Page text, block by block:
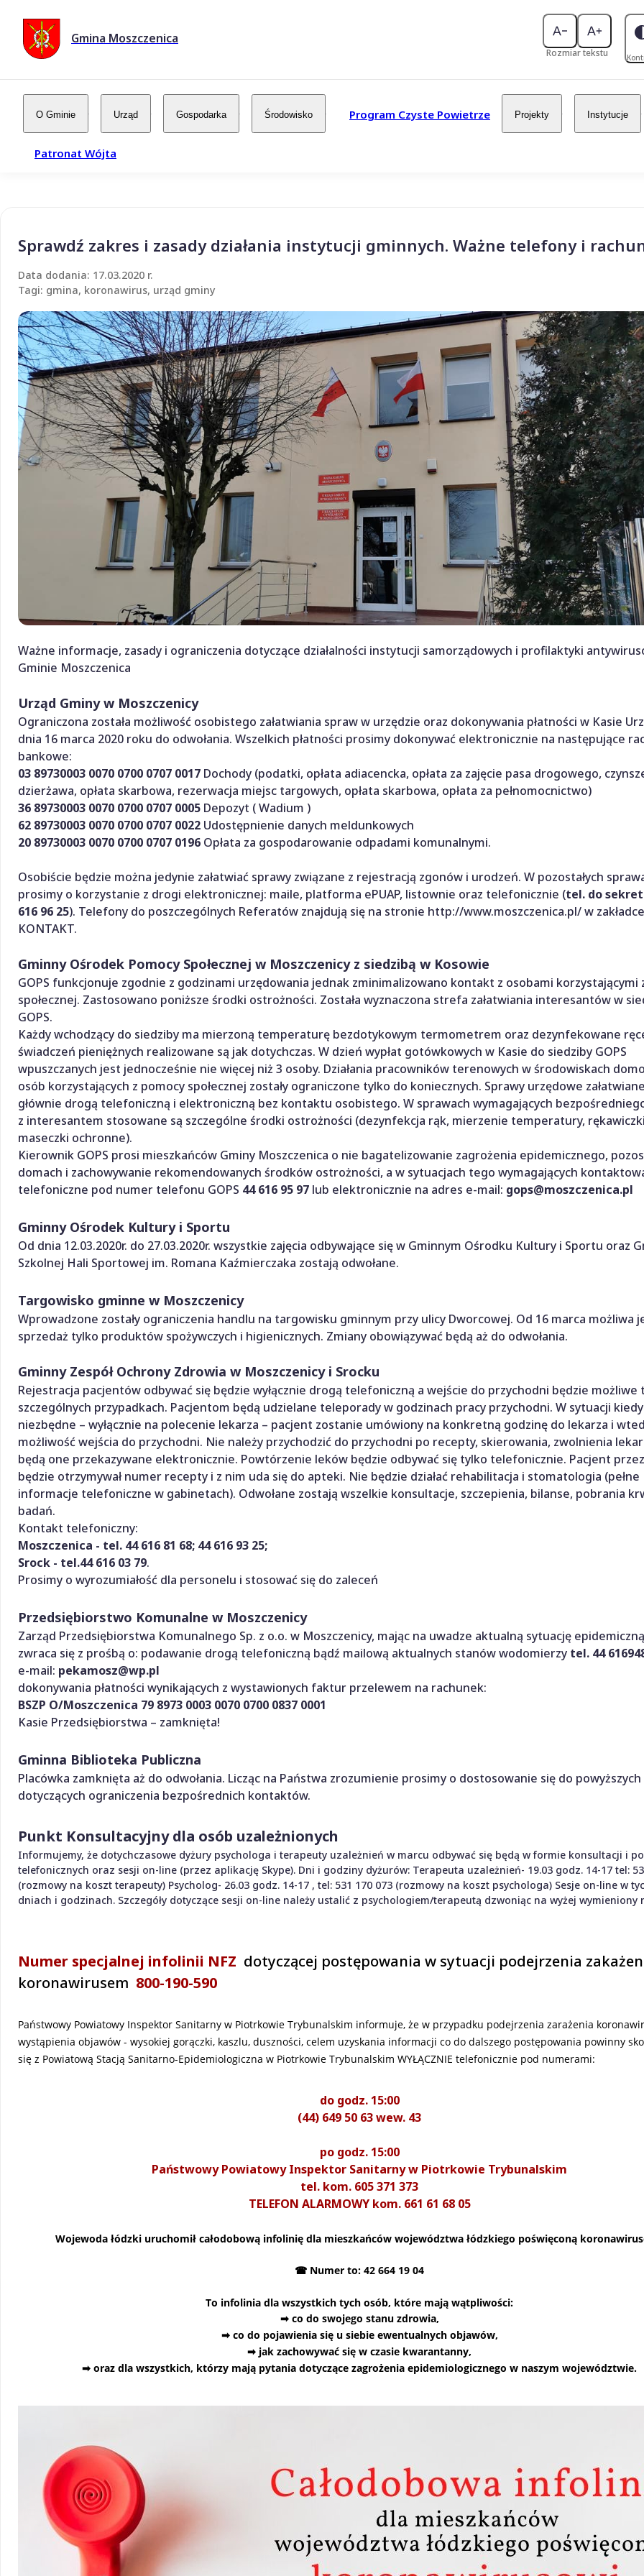
Gmina Moszczenica
Rozmiar tekstu
O Gminie Urząd Gospodarka Środowisko Program Czyste Powietrze Projekty Instytucje
Patronat Wójta
Sprawdź zakres i zasady działania instytucji gminnych. Ważne telefony i
Data dodania: 17.03.2020 r.
Tagi: gmina, koronawirus, urząd gminy
Ważne informacje, zasady i ograniczenia dotyczące działalności instytucji samorządowych i profilaktyki
Gminie Moszczenica
Urząd Gminy w Moszczenicy
Ograniczona została możliwość osobistego załatwiania spraw w urzędzie oraz dokonywania płatności w Kasie
dnia 16 marca 2020 roku do odwołania. Wszelkich płatności prosimy dokonywać elektronicznie na następujące
bankowe:
03 89730003 0070 0700 0707 0017 Dochody (podatki, opłata adiacencka, opłata za zajęcie pasa drogowego,
dzierżawa, opłata skarbowa, rezerwacja miejsc targowych, opłata skarbowa, opłata za pełnomocnictwo)
36 89730003 0070 0700 0707 0005 Depozyt ( Wadium )
62 89730003 0070 0700 0707 0022 Udostępnienie danych meldunkowych
20 89730003 0070 0700 0707 0196 Opłata za gospodarowanie odpadami komunalnymi.
Osobiście będzie można jedynie załatwiać sprawy związane z rejestracją zgonów i urodzeń. W pozostałych
prosimy o korzystanie z drogi elektronicznej: maile, platforma ePUAP, listownie oraz telefonicznie (tel. do
616 96 25). Telefony do poszczególnych Referatów znajdują się na stronie http://www.moszczenica.pl/ w zakładce
KONTAKT.
Gminny Ośrodek Pomocy Społecznej w Moszczenicy z siedzibą w Kosowie
GOPS funkcjonuje zgodnie z godzinami urzędowania jednak zminimalizowano kontakt z osobami korzystającymi
społecznej. Zastosowano poniższe środki ostrożności. Została wyznaczona strefa załatwiania interesantów w
GOPS.
Każdy wchodzący do siedziby ma mierzoną temperaturę bezdotykowym termometrem oraz dezynfekowane
świadczeń pieniężnych realizowane są jak dotychczas. W dzień wypłat gotówkowych w Kasie do siedziby GOPS
wpuszczanych jest jednocześnie nie więcej niż 3 osoby. Działania pracowników terenowych w środowiskach
osób korzystających z pomocy społecznej zostały ograniczone tylko do koniecznych. Sprawy urzędowe
głównie drogą telefoniczną i elektroniczną bez kontaktu osobistego. W sprawach wymagających
z interesantem stosowane są szczególne środki ostrożności (dezynfekcja rąk, mierzenie temperatury,
maseczki ochronne).
Kierownik GOPS prosi mieszkańców Gminy Moszczenica o nie bagatelizowanie zagrożenia epidemicznego,
domach i zachowywanie rekomendowanych środków ostrożności, a w sytuacjach tego wymagających
telefoniczne pod numer telefonu GOPS 44 616 95 97 lub elektronicznie na adres e-mail: gops@moszczenica.pl
Gminny Ośrodek Kultury i Sportu
Od dnia 12.03.2020r. do 27.03.2020r. wszystkie zajęcia odbywające się w Gminnym Ośrodku Kultury i Sportu oraz
Szkolnej Hali Sportowej im. Romana Kaźmierczaka zostają odwołane.
Targowisko gminne w Moszczenicy
Wprowadzone zostały ograniczenia handlu na targowisku gminnym przy ulicy Dworcowej. Od 16 marca możliwa
sprzedaż tylko produktów spożywczych i higienicznych. Zmiany obowiązywać będą aż do odwołania.
Gminny Zespół Ochrony Zdrowia w Moszczenicy i Srocku
Rejestracja pacjentów odbywać się będzie wyłącznie drogą telefoniczną a wejście do przychodni będzie możliwe
szczególnych przypadkach. Pacjentom będą udzielane teleporady w godzinach pracy przychodni. W sytuacji
niezbędne – wyłącznie na polecenie lekarza – pacjent zostanie umówiony na konkretną godzinę do lekarza i
możliwość wejścia do przychodni. Nie należy przychodzić do przychodni po recepty, skierowania, zwolnienia
będą one przekazywane elektronicznie. Powtórzenie leków będzie odbywać się tylko telefonicznie. Pacjent
będzie otrzymywał numer recepty i z nim uda się do apteki. Nie będzie działać rehabilitacja i stomatologia (pełne
informacje telefoniczne w gabinetach). Odwołane zostają wszelkie konsultacje, szczepienia, bilanse, pobrania
badań.
Kontakt telefoniczny:
Moszczenica - tel. 44 616 81 68; 44 616 93 25;
Srock - tel.44 616 03 79.
Prosimy o wyrozumiałość dla personelu i stosować się do zaleceń
Przedsiębiorstwo Komunalne w Moszczenicy
Zarząd Przedsiębiorstwa Komunalnego Sp. z o.o. w Moszczenicy, mając na uwadze aktualną sytuację
zwraca się z prośbą o: podawanie drogą telefoniczną bądź mailową aktualnych stanów wodomierzy tel. 44
e-mail: pekamosz@wp.pl
dokonywania płatności wynikających z wystawionych faktur przelewem na rachunek:
BSZP O/Moszczenica 79 8973 0003 0070 0700 0837 0001
Kasie Przedsiębiorstwa – zamknięta!
Gminna Biblioteka Publiczna
Placówka zamknięta aż do odwołania. Licząc na Państwa zrozumienie prosimy o dostosowanie się do
dotyczących ograniczenia bezpośrednich kontaktów.
Punkt Konsultacyjny dla osób uzależnionych
Informujemy, że dotychczasowe dyżury psychologa i terapeuty uzależnień w marcu odbywać się będą w formie konsultacji i
telefonicznych oraz sesji on-line (przez aplikację Skype). Dni i godziny dyżurów: Terapeuta uzależnień- 19.03 godz. 14-17 tel:
(rozmowy na koszt terapeuty) Psycholog- 26.03 godz. 14-17 , tel: 531 170 073 (rozmowy na koszt psychologa) Sesje on-line w
dniach i godzinach. Szczegóły dotyczące sesji on-line należy ustalić z psychologiem/terapeutą dzwoniąc na wyżej wymieniony
Numer specjalnej infolinii NFZ dotyczącej postępowania w sytuacji podejrzenia
koronawirusem 800-190-590
Państwowy Powiatowy Inspektor Sanitarny w Piotrkowie Trybunalskim informuje, że w przypadku podejrzenia zarażenia
wystąpienia objawów - wysokiej gorączki, kaszlu, duszności, celem uzyskania informacji co do dalszego postępowania powinny
się z Powiatową Stacją Sanitarno-Epidemiologiczna w Piotrkowie Trybunalskim WYŁĄCZNIE telefonicznie pod numerami:
do godz. 15:00
(44) 649 50 63 wew. 43
po godz. 15:00
Państwowy Powiatowy Inspektor Sanitarny w Piotrkowie Trybunalskim
tel. kom. 605 371 373
TELEFON ALARMOWY kom. 661 61 68 05
Wojewoda łódzki uruchomił całodobową infolinię dla mieszkańców województwa łódzkiego poświęconą
☎ Numer to: 42 664 19 04
To infolinia dla wszystkich tych osób, które mają wątpliwości:
➡co do swojego stanu zdrowia,
➡co do pojawienia się u siebie ewentualnych objawów,
➡ jak zachowywać się w czasie kwarantanny,
➡ oraz dla wszystkich, którzy mają pytania dotyczące zagrożenia epidemiologicznego w naszym województwie.